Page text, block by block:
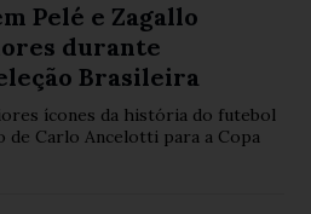
Pelé e Zagallo
durante
Brasileira
ícones da história do futebol
de Carlo Ancelotti para a Copa